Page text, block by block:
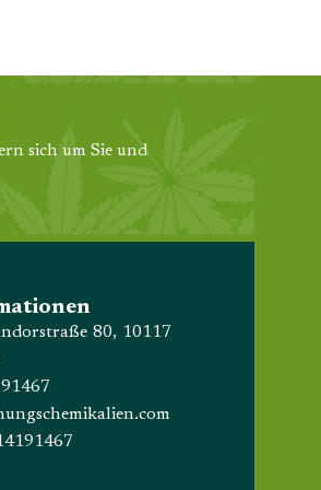
sich um Sie und
80, 10117